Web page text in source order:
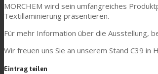
Flachkaschierung
PU Ink Binders
MORCHEM wird sein umfangreiches
Textillaminierung präsentieren.
Für mehr Information über die Ausstellung,
Wir freuen uns Sie an unserem Stand C39 in
Eintrag teilen